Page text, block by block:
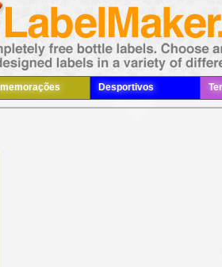
Desportivos